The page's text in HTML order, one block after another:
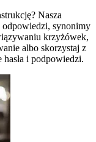
Nasza
synonimy
krzyżówek,
albo skorzystaj z
i podpowiedzi.